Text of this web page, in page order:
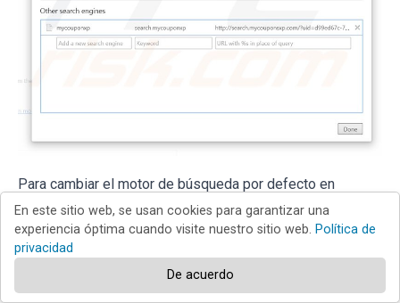
Para cambiar el motor de búsqueda por defecto en
Google Chrome: Haga clic en el icono de menú de Google
Chrome
Chrome), seleccione "Configuración", en la sección de
En este sitio web, se usan cookies para garantizar una
experiencia óptima cuando visite nuestro sitio web. Política de
privacidad
De acuerdo